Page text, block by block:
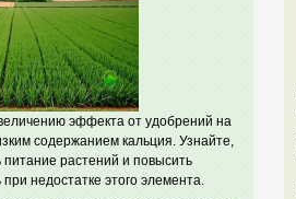
эффекта от удобрений на
содержанием кальция. Узнайте,
питание растений и повысить
недостатке этого элемента.